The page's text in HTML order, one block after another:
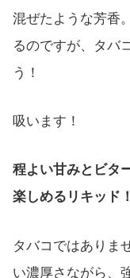
混ぜたような芳香
るのですが、タバ
う！
吸います！
程よい甘みとビタ
楽しめるリキッド！
タバコではありま
い濃厚さながら、